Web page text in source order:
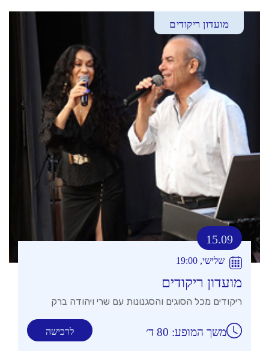
מועדון ריקודים
15.09
שלישי, 19:00
מועדון ריקודים
ריקודים מכל הסוגים והסגנונות עם שרי ויהודה ברק
לרכישה משך המופע: 80 ד׳